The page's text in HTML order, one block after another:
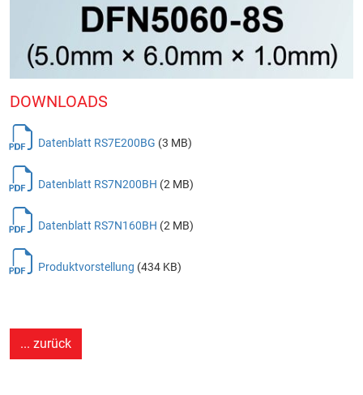
DOWNLOADS
Datenblatt RS7E200BG (3 MB)
Datenblatt RS7N200BH (2 MB)
Datenblatt RS7N160BH (2 MB)
Produktvorstellung (434 KB)
... zurück